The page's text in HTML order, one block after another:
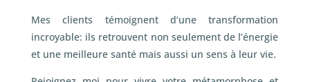
Mes clients témoignent d’une transformation
incroyable: ils retrouvent non seulement de l’énergie
et une meilleure santé mais aussi un sens à leur vie.